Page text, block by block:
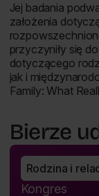
Jej badania
założenia
przyczyniły się
dotyczącego
jak i
Family: What
Bierze
Rodzina i
Kongres